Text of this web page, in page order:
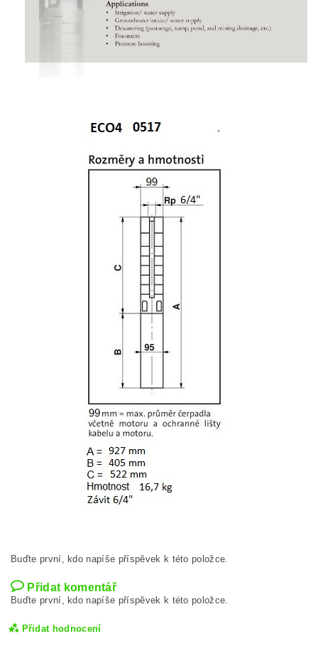
Buďte první, kdo napíše příspěvek k této položce.
Přidat komentář
Buďte první, kdo napíše příspěvek k této položce.
Přidat hodnocení